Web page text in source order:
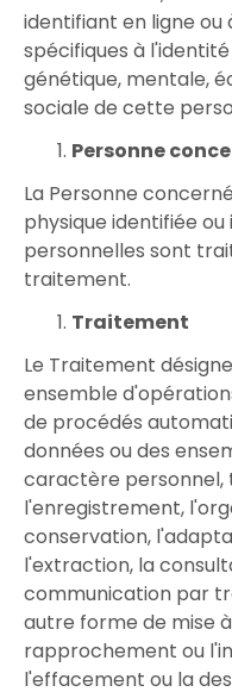
identifiant en ligne ou
spécifiques à
génétique, mentale,
sociale de cette
Personne
La Personne
physique identifiée
personnelles sont
traitement.
Traitement
Le Traitement
ensemble
de procédés
données ou des
caractère personnel,
l'enregistrement,
conservation,
l'extraction, la
communication par
autre forme de mise
rapprochement ou
l'effacement ou la